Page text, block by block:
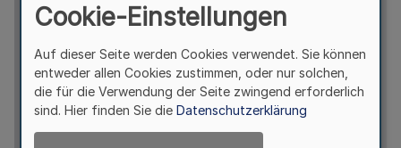
Cookie-Einstellungen
Auf dieser Seite werden Cookies verwendet. Sie können
entweder allen Cookies zustimmen, oder nur solchen,
die für die Verwendung der Seite zwingend erforderlich
sind. Hier finden Sie die Datenschutzerklärung